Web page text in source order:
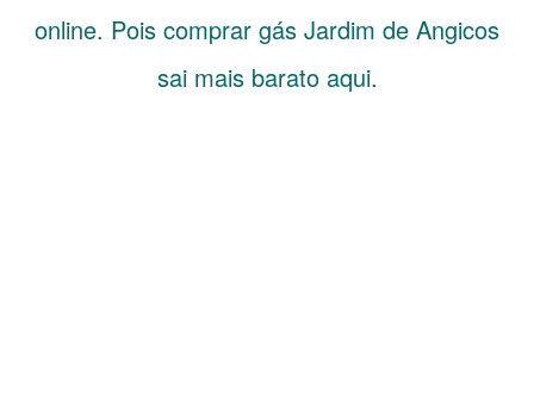
online. Pois comprar gás Jardim de Angicos
sai mais barato aqui.